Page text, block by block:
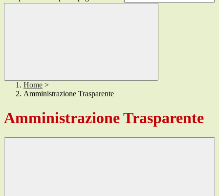
Home >
Amministrazione Trasparente
Amministrazione Trasparente